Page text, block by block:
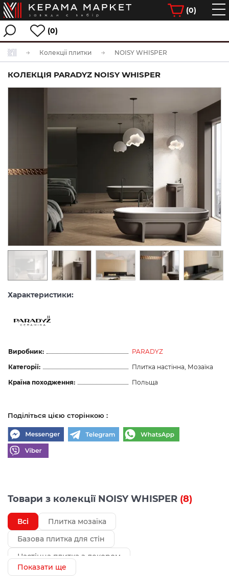
(0)
(0)
Колекції плитки NOISY WHISPER
КОЛЕКЦІЯ PARADYZ NOISY WHISPER
Характеристики:
Виробник:
PARADYZ
Категорії:
Плитка настінна, Мозаїка
Країна походження:
Польща
Поділіться цією сторінкою :
Товари з колекції NOISY WHISPER (8)
Всі
Плитка мозаїка
Базова плитка для стін
Настінна плитка з декором
Показати ще